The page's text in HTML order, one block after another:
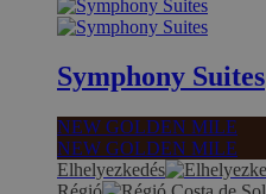
Symphony Suites
NEW GOLDEN MILE
NEW GOLDEN MILE
Elhelyezkedés